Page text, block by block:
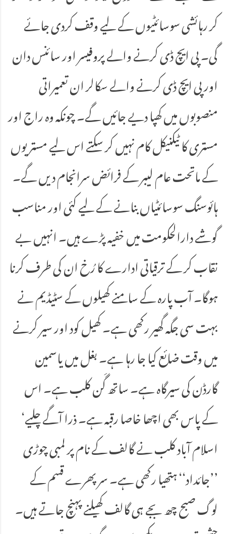
کر رہائشی سوسائٹیوں کے لیے وقف کردی جائے
گی۔ پی ایچ ڈی کرنے والے پروفیسر اور سائنس دان
اور پی ایچ ڈی کرنے والے سکالر ان تعمیراتی
منصوبوں میں کھپا دیے جائیں گے۔ چونکہ وہ راج اور
مستری کا ٹیکنیکل کام نہیں کر سکتے اس لیے مستریوں
کے ماتحت عام لیبر کے فرائض سرانجام دیں گے۔
ہائوسنگ سوسائٹیاں بنانے کے لیے کئی اور مناسب
گوشے دارالحکومت میں خفیہ پڑے ہیں۔ انہیں بے
نقاب کر کے ترقیاتی ادارے کا رُخ ان کی طرف کرنا
ہوگا۔ آب پارہ کے سامنے کھیلوں کے سٹیڈیم نے
بہت سی جگہ گھیر رکھی ہے۔ کھیل کود اور سیر کرنے
میں وقت ضائع کیا جا رہا ہے۔ بغل میں یاسمین
گارڈن کی سیرگاہ ہے۔ ساتھ گَن کلب ہے۔ اس
کے پاس بھی اچھا خاصا رقبہ ہے۔ ذرا آگے چلیے‘
اسلام آباد کلب نے گالف کے نام پر لمبی چوڑی
’’جائداد‘‘ ہتھیا رکھی ہے۔ سرپھرے قسم کے
لوگ صبح چھ بجے ہی گالف کھیلنے پہنچ جاتے ہیں۔